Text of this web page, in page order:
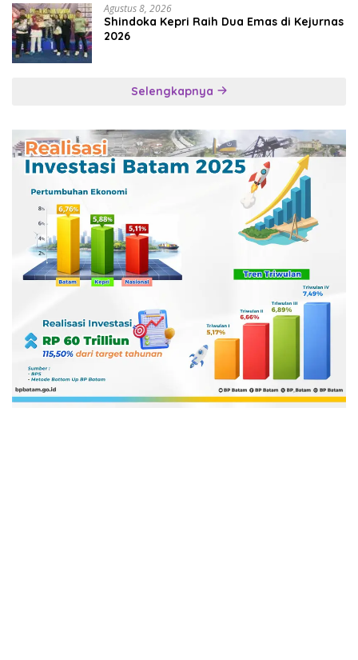
Agustus 8, 2026
Shindoka Kepri Raih Dua Emas di Kejurnas
2026
Selengkapnya